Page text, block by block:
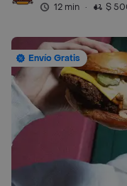
12 min · $
Envío Gratis